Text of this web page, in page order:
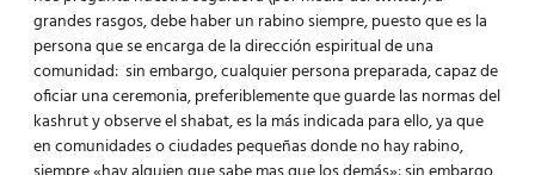
grandes rasgos, debe haber un rabino siempre, puesto que es la
persona que se encarga de la dirección espiritual de una
comunidad: sin embargo, cualquier persona preparada, capaz de
oficiar una ceremonia, preferiblemente que guarde las normas del
kashrut y observe el shabat, es la más indicada para ello, ya que
en comunidades o ciudades pequeñas donde no hay rabino,